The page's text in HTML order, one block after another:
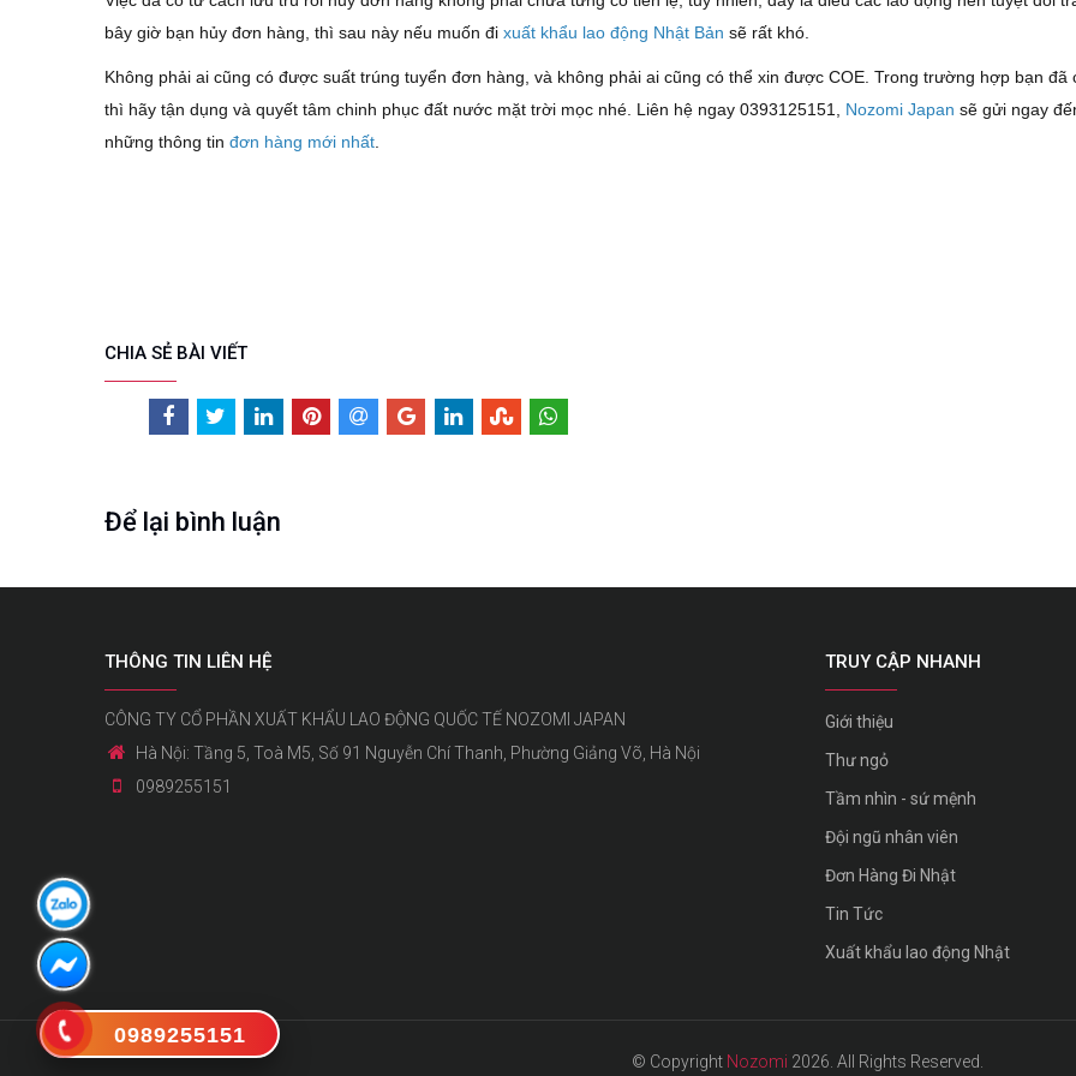
bây giờ bạn hủy đơn hàng, thì sau này nếu muốn đi xuất khẩu lao động Nhật Bản sẽ rất khó.
Không phải ai cũng có được suất trúng tuyển đơn hàng, và không phải ai cũng có thể xin được COE. Trong trường hợp bạn đã
thì hãy tận dụng và quyết tâm chinh phục đất nước mặt trời mọc nhé. Liên hệ ngay 0393125151, Nozomi Japan sẽ gửi ngay
những thông tin đơn hàng mới nhất.
CHIA SẺ BÀI VIẾT
Để lại bình luận
THÔNG TIN LIÊN HỆ
CÔNG TY CỔ PHẦN XUẤT KHẨU LAO ĐỘNG QUỐC TẾ NOZOMI JAPAN
Hà Nội: Tầng 5, Toà M5, Số 91 Nguyễn Chí Thanh, Phường Giảng Võ, Hà Nội
0989255151
TRUY CẬP NHANH
Giới thiệu
Thư ngỏ
Tầm nhìn - sứ mệnh
Đội ngũ nhân viên
Đơn Hàng Đi Nhật
Tin Tức
Xuất khẩu lao động Nhật
0989255151
© Copyright Nozomi 2026. All Rights Reserved.